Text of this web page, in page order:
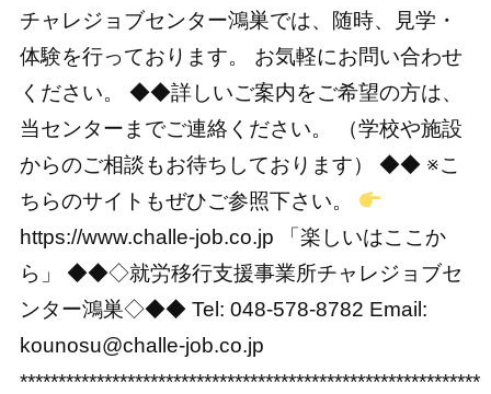
チャレジョブセンター鴻巣では、随時、見学・
体験を行っております。 お気軽にお問い合わせ
ください。 ◆◆詳しいご案内をご希望の方は、
当センターまでご連絡ください。 （学校や施設
からのご相談もお待ちしております） ◆◆ ※こ
ちらのサイトもぜひご参照下さい。
https://www.challe-job.co.jp 「楽しいはここか
ら」 ◆◆◇就労移行支援事業所チャレジョブセ
ンター鴻巣◇◆◆ Tel: 048-578-8782 Email:
kounosu@challe-job.co.jp
************************************************************